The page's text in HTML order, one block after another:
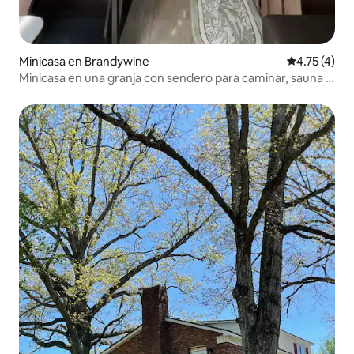
Minicasa en Brandywine Calificación
4.75 (4)
Minicasa en una granja con sendero para caminar, sauna y